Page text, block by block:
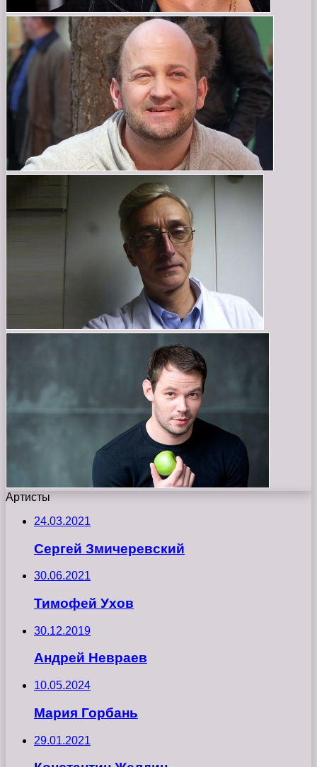
Артисты
24.03.2021
Сергей Змичеревский
30.06.2021
Тимофей Ухов
30.12.2019
Андрей Невраев
10.05.2024
Мария Горбань
29.01.2021